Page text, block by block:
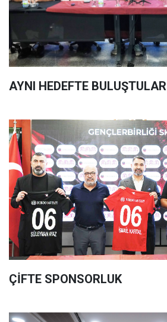
AYNI HEDEFTE BULUŞTULAR
ÇİFTE SPONSORLUK